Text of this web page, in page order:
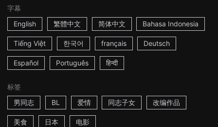
字幕
English
繁體中文 简体中文 Bahasa Indonesia
Tiếng Việt 한국어 français Deutsch
Español Português हिन्दी
标签
男同志
BL 爱情 同志子女 改编作品
美食 日本 电影